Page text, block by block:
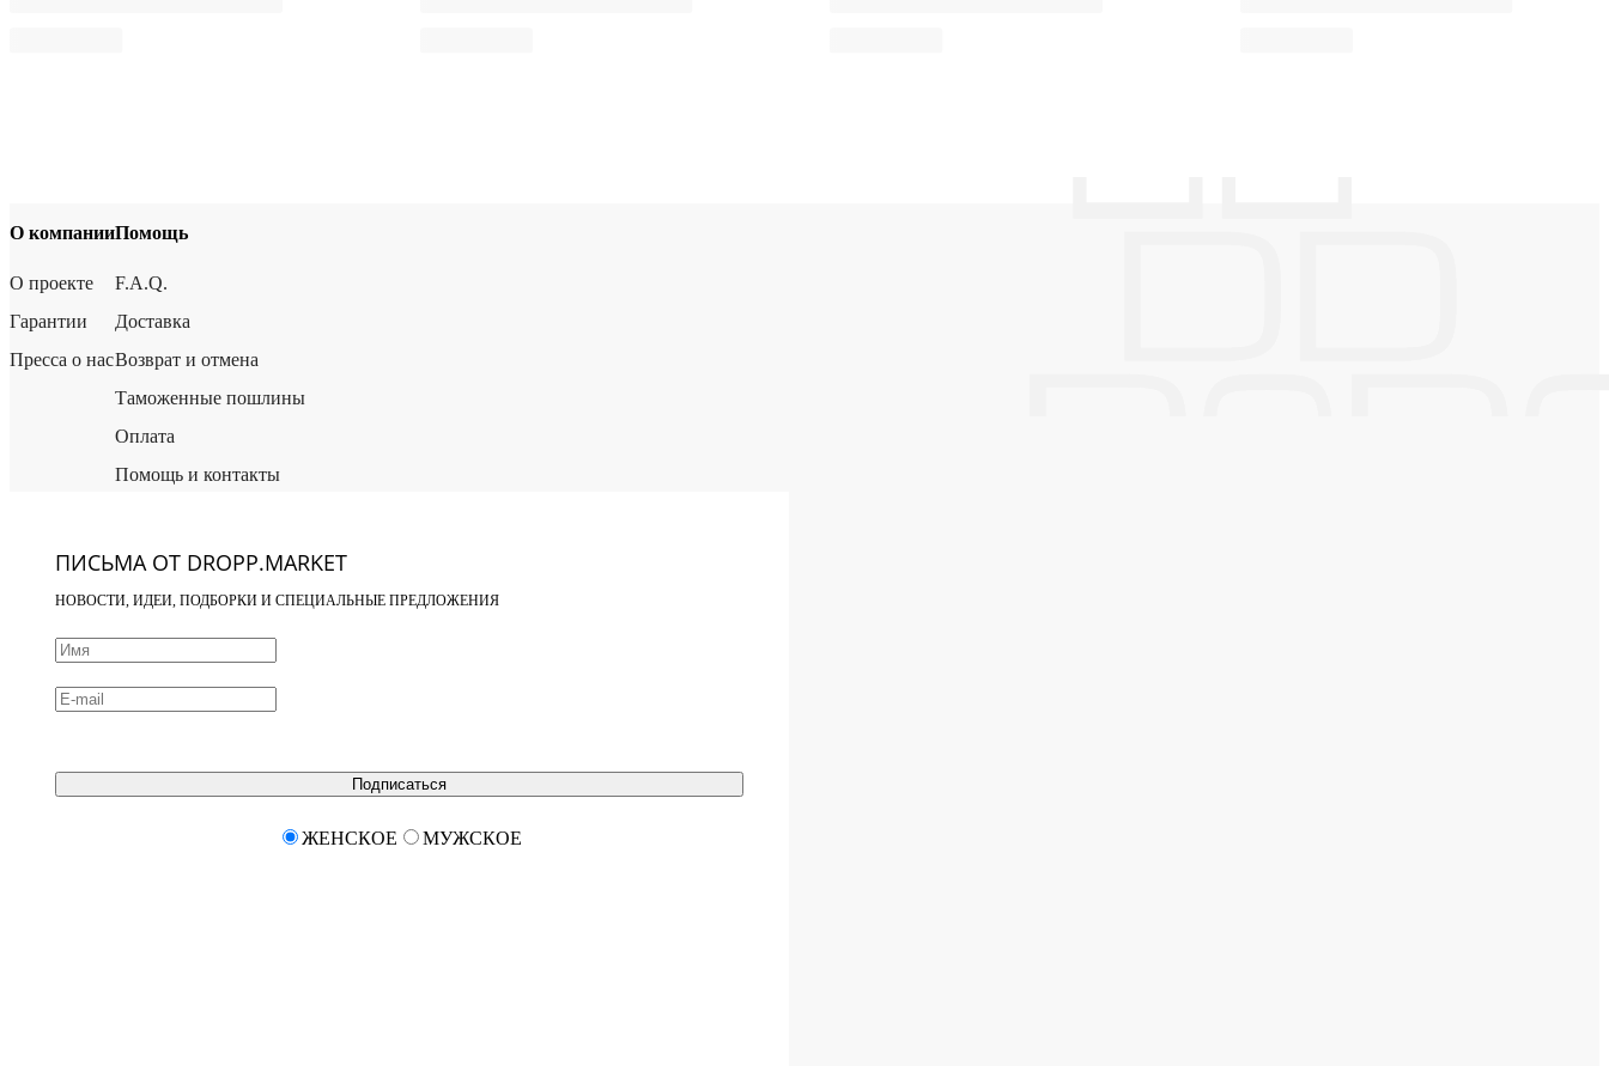
О компании
О проекте
Гарантии
Пресса о нас
Помощь
F.A.Q.
Доставка
Возврат и отмена
Таможенные пошлины
Оплата
Помощь и контакты
ПИСЬМА ОТ DROPP.MARKET
НОВОСТИ, ИДЕИ, ПОДБОРКИ И СПЕЦИАЛЬНЫЕ ПРЕДЛОЖЕНИЯ
Подписаться
ЖЕНСКОЕ МУЖСКОЕ